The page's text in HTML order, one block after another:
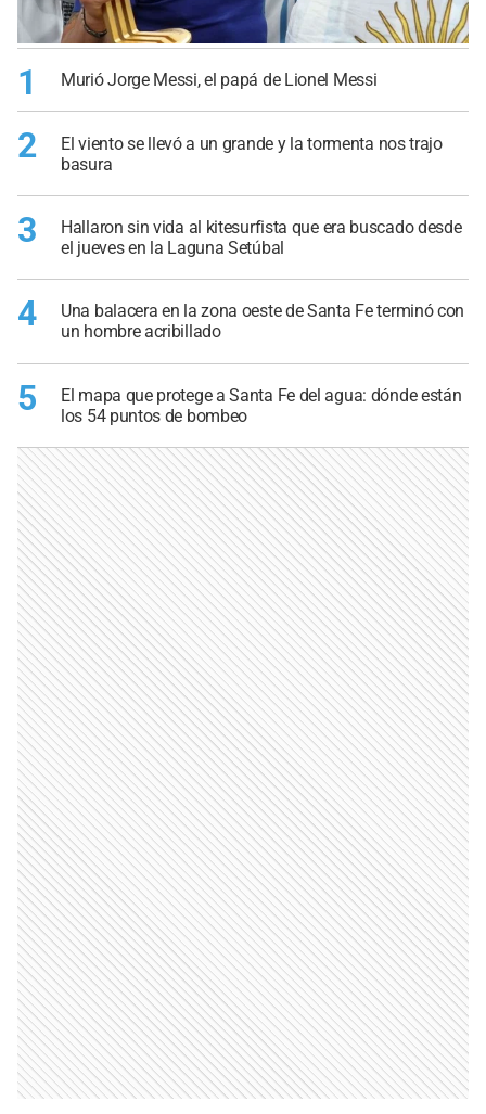
1 Murió Jorge Messi, el papá de Lionel Messi
2
El viento se llevó a un grande y la tormenta nos trajo
basura
3
Hallaron sin vida al kitesurfista que era buscado desde
el jueves en la Laguna Setúbal
4
Una balacera en la zona oeste de Santa Fe terminó con
un hombre acribillado
5
El mapa que protege a Santa Fe del agua: dónde están
los 54 puntos de bombeo